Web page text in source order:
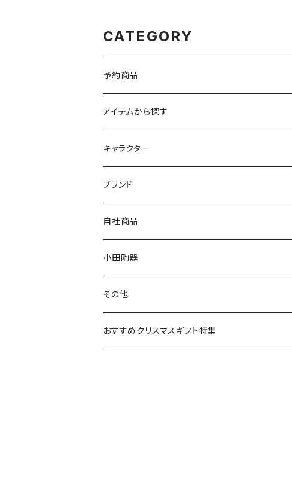
CATEGORY
予約商品
アイテムから探す
九谷焼
マグ＆カップ
プレート
ボウル
ガラスウェア
カトラリー
キャラクター
ムーミン
80th記念アイテム
リトルミイの日記念アイテム
MOOMIN ANIMATION
スヌーピー
ピーターラビット
ポケットモンスター
ブランド
LA AMYS(エミーズ)
LISA LARSON(リサラーソン)
LAURA ASHLEY(ローラ アシュレイ)
Finlayson(フィンレイソン)
自社商品
ねこ企画
Cecera(セセラ)
CELEC(セレック)
小田陶器
さざなみ
吉祥
その他
リサイクル食器
おすすめクリスマスギフト特集